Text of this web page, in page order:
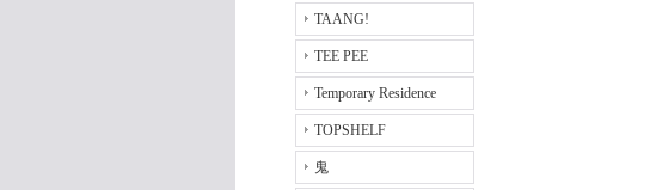
TAANG!
TEE PEE
Temporary Residence
TOPSHELF
鬼